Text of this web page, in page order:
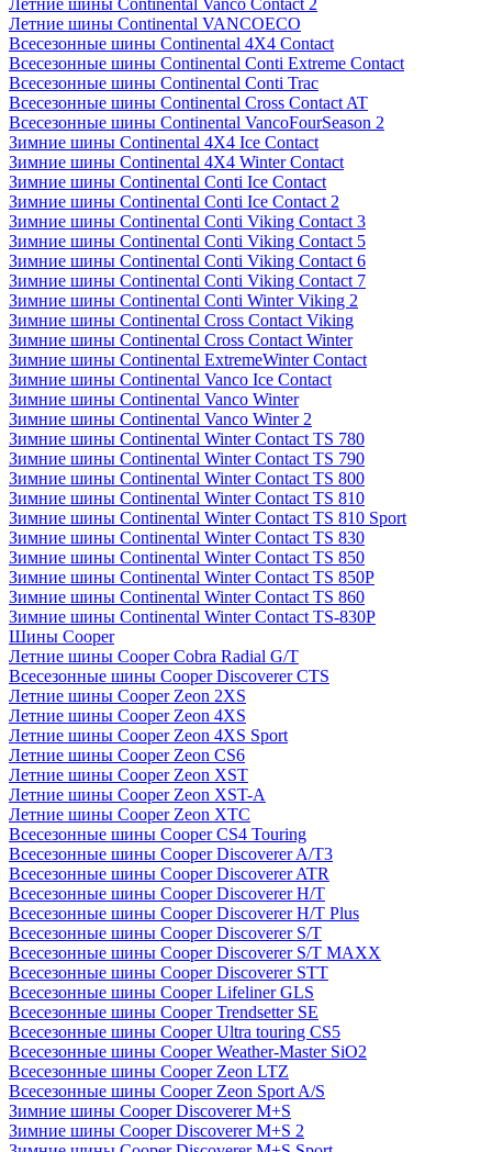
Летние шины Continental Vanco Contact 2
Летние шины Continental VANCOECO
Всесезонные шины Continental 4X4 Contact
Всесезонные шины Continental Conti Extreme Contact
Всесезонные шины Continental Conti Trac
Всесезонные шины Continental Cross Contact AT
Всесезонные шины Continental VancoFourSeason 2
Зимние шины Continental 4X4 Ice Contact
Зимние шины Continental 4X4 Winter Contact
Зимние шины Continental Conti Ice Contact
Зимние шины Continental Conti Ice Contact 2
Зимние шины Continental Conti Viking Contact 3
Зимние шины Continental Conti Viking Contact 5
Зимние шины Continental Conti Viking Contact 6
Зимние шины Continental Conti Viking Contact 7
Зимние шины Continental Conti Winter Viking 2
Зимние шины Continental Cross Contact Viking
Зимние шины Continental Cross Contact Winter
Зимние шины Continental ExtremeWinter Contact
Зимние шины Continental Vanco Ice Contact
Зимние шины Continental Vanco Winter
Зимние шины Continental Vanco Winter 2
Зимние шины Continental Winter Contact TS 780
Зимние шины Continental Winter Contact TS 790
Зимние шины Continental Winter Contact TS 800
Зимние шины Continental Winter Contact TS 810
Зимние шины Continental Winter Contact TS 810 Sport
Зимние шины Continental Winter Contact TS 830
Зимние шины Continental Winter Contact TS 850
Зимние шины Continental Winter Contact TS 850P
Зимние шины Continental Winter Contact TS 860
Зимние шины Continental Winter Contact TS-830P
Шины Cooper
Летние шины Cooper Cobra Radial G/T
Всесезонные шины Cooper Discoverer CTS
Летние шины Cooper Zeon 2XS
Летние шины Cooper Zeon 4XS
Летние шины Cooper Zeon 4XS Sport
Летние шины Cooper Zeon CS6
Летние шины Cooper Zeon XST
Летние шины Cooper Zeon XST-A
Летние шины Cooper Zeon XTC
Всесезонные шины Cooper CS4 Touring
Всесезонные шины Cooper Discoverer A/T3
Всесезонные шины Cooper Discoverer ATR
Всесезонные шины Cooper Discoverer H/T
Всесезонные шины Cooper Discoverer H/T Plus
Всесезонные шины Cooper Discoverer S/T
Всесезонные шины Cooper Discoverer S/T MAXX
Всесезонные шины Cooper Discoverer STT
Всесезонные шины Cooper Lifeliner GLS
Всесезонные шины Cooper Trendsetter SE
Всесезонные шины Cooper Ultra touring CS5
Всесезонные шины Cooper Weather-Master SiO2
Всесезонные шины Cooper Zeon LTZ
Всесезонные шины Cooper Zeon Sport A/S
Зимние шины Cooper Discoverer M+S
Зимние шины Cooper Discoverer M+S 2